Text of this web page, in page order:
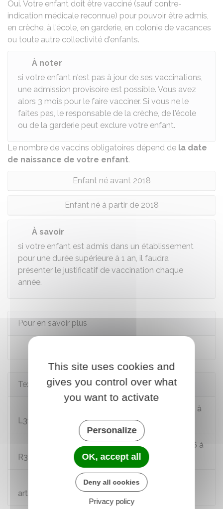
Oui. Votre enfant doit être vacciné (sauf contre-
indication médicale reconnue) pour pouvoir être admis,
en crèche, à l'école, en garderie, en colonie de vacances
ou toute autre collectivité d'enfants.
À noter
si votre enfant n'est pas à jour de ses vaccinations,
une admission provisoire est possible. Vous avez
alors 3 mois pour le faire vacciner. Si vous ne le
faites pas, le responsable de la crèche, de l'école
ou de la garderie peut exclure votre enfant.
Le nombre de vaccins obligatoires dépend de la date
de naissance de votre enfant.
Enfant né avant 2018
Enfant né à partir de 2018
À savoir
si votre enfant est admis dans un établissement
pour une durée supérieure à 1 an, il faudra
présenter le justificatif de vaccination chaque
année.
Pour en savoir plus
Textes de référence
Code de la santé publique : articles L3111-1 à
L3111-11
Code de la santé publique : articles D3111-6 à
R3111-8
Code de l'action sociale et des familles :
articles R227-5 à R227-11
This site uses cookies and
gives you control over what
you want to activate
Personalize
OK, accept all
Deny all cookies
Privacy policy